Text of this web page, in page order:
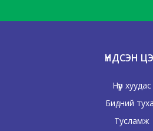
ҮНДСЭН
Нүүр хуудас
Бидний
Тусламж